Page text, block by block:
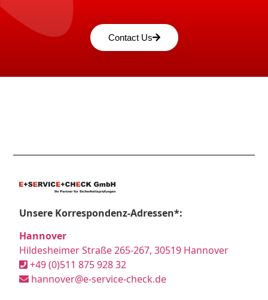
Contact Us
Unsere Korrespondenz-Adressen*:
Hannover
Hildesheimer Straße 265-267, 30519 Hannover
+49 (0)511 875 928 32
hannover@e-service-check.de